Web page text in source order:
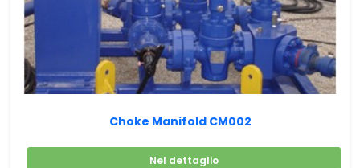
Choke Manifold CM002
Nel dettaglio